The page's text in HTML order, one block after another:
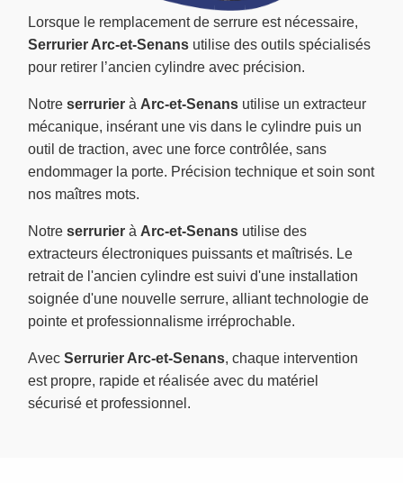
Lorsque le remplacement de serrure est nécessaire,
Serrurier Arc-et-Senans utilise des outils spécialisés
pour retirer l’ancien cylindre avec précision.
Notre serrurier à Arc-et-Senans utilise un extracteur
mécanique, insérant une vis dans le cylindre puis un
outil de traction, avec une force contrôlée, sans
endommager la porte. Précision technique et soin sont
nos maîtres mots.
Notre serrurier à Arc-et-Senans utilise des
extracteurs électroniques puissants et maîtrisés. Le
retrait de l'ancien cylindre est suivi d'une installation
soignée d'une nouvelle serrure, alliant technologie de
pointe et professionnalisme irréprochable.
Avec Serrurier Arc-et-Senans, chaque intervention
est propre, rapide et réalisée avec du matériel
sécurisé et professionnel.